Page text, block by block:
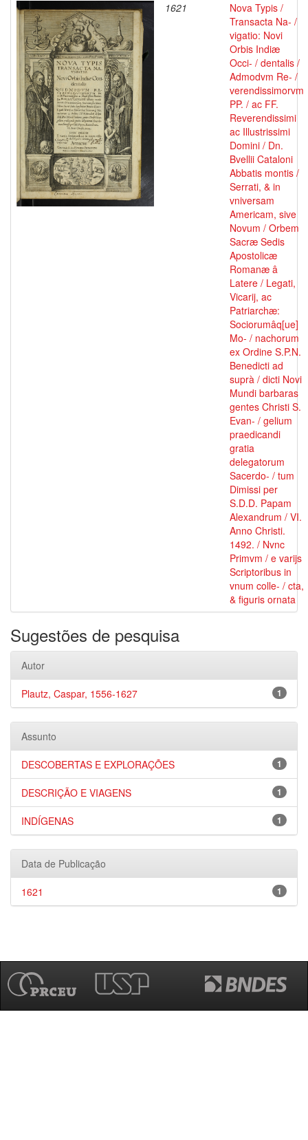
1621
Nova Typis /
Transacta Na- /
vigatio: Novi
Orbis Indiæ
Occi- / dentalis /
Admodvm Re- /
verendissimorvm
PP. / ac FF.
Reverendissimi
ac Illustrissimi
Domini / Dn.
Bvellii Cataloni
Abbatis montis /
Serrati, & in
vniversam
Americam, sive
Novum / Orbem
Sacræ Sedis
Apostolicæ
Romanæ â
Latere / Legati,
Vicarij, ac
Patriarchæ:
Sociorumâq[ue]
Mo- / nachorum
ex Ordine S.P.N.
Benedicti ad
suprà / dicti Novi
Mundi barbaras
gentes Christi S.
Evan- / gelium
praedicandi
gratia
delegatorum
Sacerdo- / tum
Dimissi per
S.D.D. Papam
Alexandrum / VI.
Anno Christi.
1492. / Nvnc
Primvm / e varijs
Scriptoribus in
vnum colle- / cta,
& figuris ornata
Sugestões de pesquisa
Autor
1
Plautz, Caspar, 1556-1627
Assunto
1
DESCOBERTAS E EXPLORAÇÕES
1
DESCRIÇÃO E VIAGENS
1
INDÍGENAS
Data de Publicação
1
1621